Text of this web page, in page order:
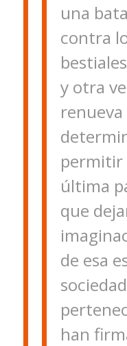
una
contra
y otra
permitir
última
que
de esa
han